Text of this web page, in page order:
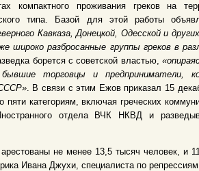
компактного проживания греков на
типа. Базой для этой работы
Кавказа, Донецкой, Одесской и
широко разбросанные группы греков в
борется с советской властью,
торговцы и предприниматели,
. В связи с этим Ежов приказал 15
пяти категориям, включая греческих
отдела ВЧК НКВД и
не менее 13,5 тысяч человек, и
Ивана Джухи, специалиста по